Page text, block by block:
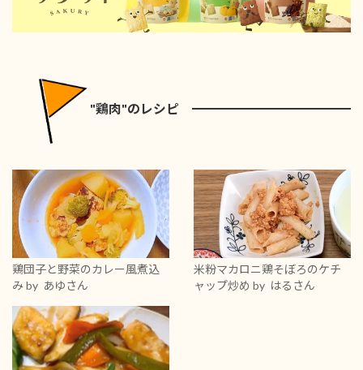
"鶏肉"のレシピ
鶏団子と野菜のカレー風煮込
みby あゆさん
米粉マカロニ鶏そぼろのケチ
ャップ炒め by はるさん